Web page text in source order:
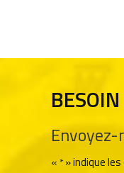
Envoyez-
« * » indique